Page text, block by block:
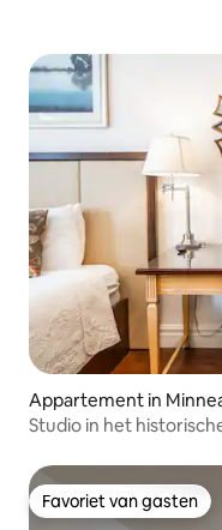
Appartement in
Studio in het
Favoriet van gasten
Favoriet van gasten